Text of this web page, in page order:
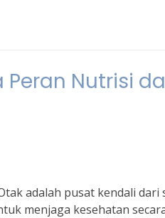
Nutrisi
adalah pusat kendali dari
menjaga kesehatan